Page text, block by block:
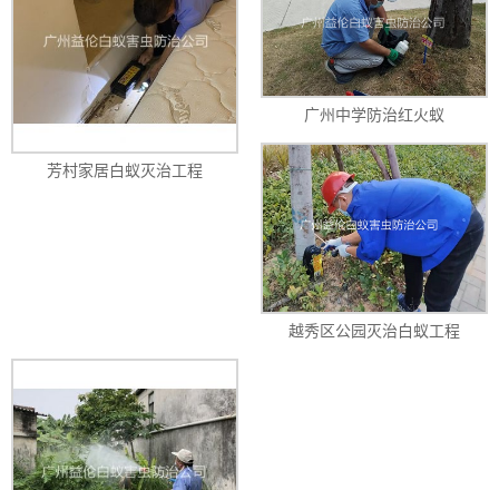
芳村家居白蚁灭治工程
广州中学防治红火蚁
越秀区公园灭治白蚁工程